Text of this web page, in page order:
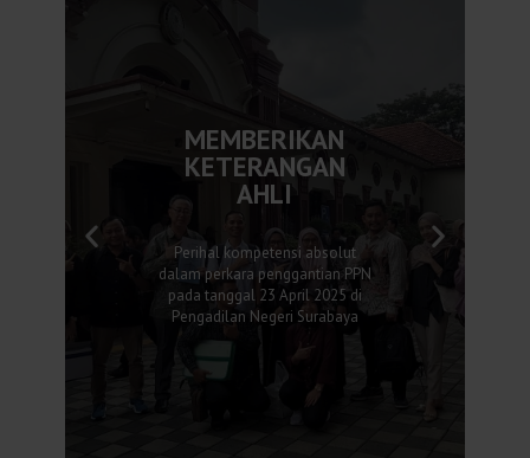
MEMBERIKAN
KETERANGAN
AHLI
Perihal kompetensi absolut
dalam perkara penggantian PPN
pada tanggal 23 April 2025 di
Pengadilan Negeri Surabaya